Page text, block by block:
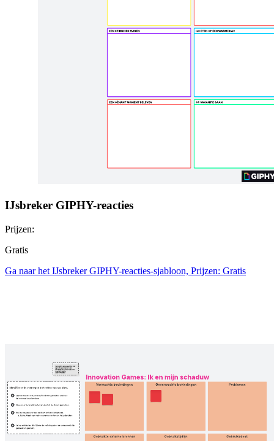
IJsbreker GIPHY-reacties
Prijzen:
Gratis
Ga naar het IJsbreker GIPHY-reacties-sjabloon, Prijzen: Gratis